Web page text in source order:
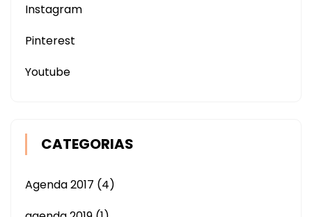
Instagram
Pinterest
Youtube
CATEGORIAS
Agenda 2017 (4)